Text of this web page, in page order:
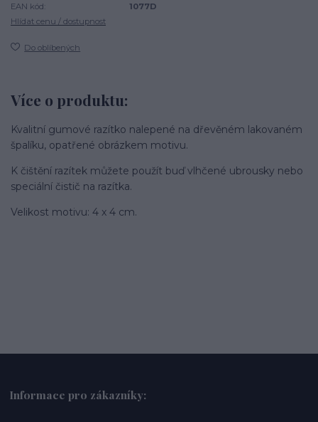
EAN kód:
1077D
Hlídat cenu / dostupnost
Do oblíbených
Více o produktu:
Kvalitní gumové razítko nalepené na dřevěném lakovaném
špalíku, opatřené obrázkem motivu.
K čištění razítek můžete použít buď vlhčené ubrousky nebo
speciální čistič na razítka.
Velikost motivu: 4 x 4 cm.
Informace pro zákazníky: